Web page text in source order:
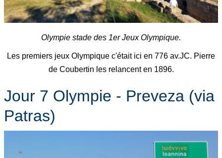
Olympie stade des 1er Jeux Olympique.
Les premiers jeux Olympique c'était ici en 776 av.JC. Pierre
de Coubertin les relancent en 1896.
Jour 7 Olympie - Preveza (via
Patras)